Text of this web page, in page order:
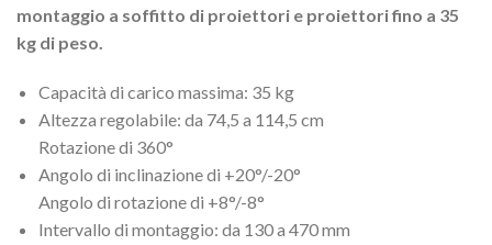
montaggio a soffitto di proiettori e proiettori fino a 35
kg di peso.
Capacità di carico massima: 35 kg
Altezza regolabile: da 74,5 a 114,5 cm
Rotazione di 360°
Angolo di inclinazione di +20°/-20°
Angolo di rotazione di +8°/-8°
Intervallo di montaggio: da 130 a 470 mm